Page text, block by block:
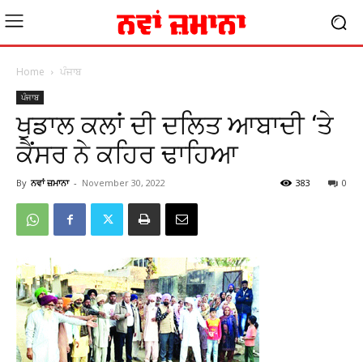
Home ਪੰਜਾਬ
ਪੰਜਾਬ
ਖੁਡਾਲ ਕਲਾਂ ਦੀ ਦਲਿਤ ਆਬਾਦੀ ‘ਤੇ
ਕੈਂਸਰ ਨੇ ਕਹਿਰ ਢਾਹਿਆ
By ਨਵਾਂ ਜ਼ਮਾਨਾ - November 30, 2022 0
383